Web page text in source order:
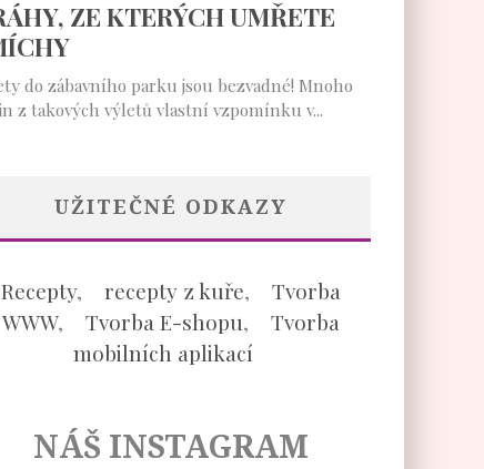
UŽITEČNÉ ODKAZY
Recepty, recepty z kuře, Tvorba
WWW, Tvorba E-shopu, Tvorba
mobilních aplikací
NÁŠ INSTAGRAM